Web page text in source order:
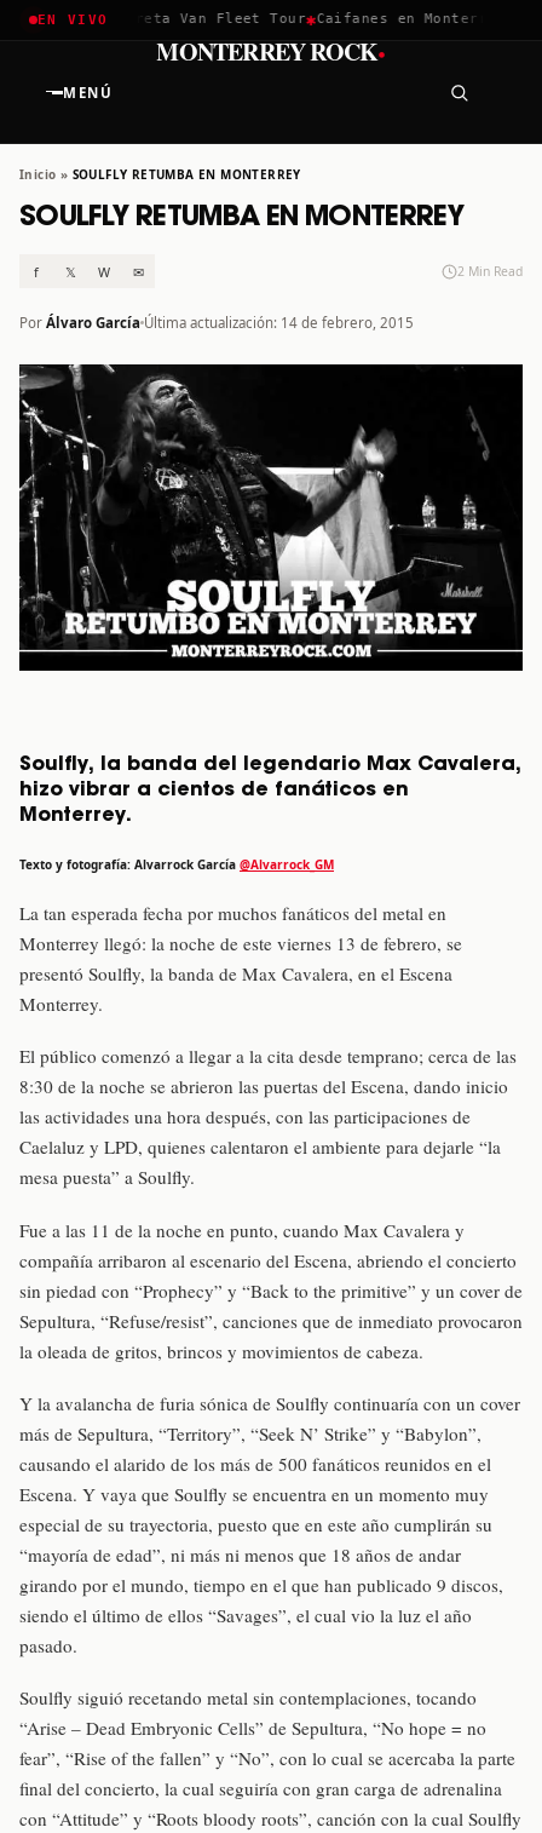
EN VIVO
2026✱Greta Van Fleet Tour✱Caifanes en Monterrey · 12
MENÚ
MONTERREY ROCK·
Inicio » SOULFLY RETUMBA EN MONTERREY
SOULFLY RETUMBA EN MONTERREY
f 𝕏 W ✉ 2 Min Read
Por Álvaro García Última actualización: 14 de febrero, 2015
Soulfly, la banda del legendario Max Cavalera,
hizo vibrar a cientos de fanáticos en
Monterrey.
Texto y fotografía: Alvarrock García @Alvarrock_GM
La tan esperada fecha por muchos fanáticos del metal en
Monterrey llegó: la noche de este viernes 13 de febrero, se
presentó Soulfly, la banda de Max Cavalera, en el Escena
Monterrey.
El público comenzó a llegar a la cita desde temprano; cerca de las
8:30 de la noche se abrieron las puertas del Escena, dando inicio
las actividades una hora después, con las participaciones de
Caelaluz y LPD, quienes calentaron el ambiente para dejarle “la
mesa puesta” a Soulfly.
Fue a las 11 de la noche en punto, cuando Max Cavalera y
compañía arribaron al escenario del Escena, abriendo el concierto
sin piedad con “Prophecy” y “Back to the primitive” y un cover de
Sepultura, “Refuse/resist”, canciones que de inmediato provocaron
la oleada de gritos, brincos y movimientos de cabeza.
Y la avalancha de furia sónica de Soulfly continuaría con un cover
más de Sepultura, “Territory”, “Seek N’ Strike” y “Babylon”,
causando el alarido de los más de 500 fanáticos reunidos en el
Escena. Y vaya que Soulfly se encuentra en un momento muy
especial de su trayectoria, puesto que en este año cumplirán su
“mayoría de edad”, ni más ni menos que 18 años de andar
girando por el mundo, tiempo en el que han publicado 9 discos,
siendo el último de ellos “Savages”, el cual vio la luz el año
pasado.
Soulfly siguió recetando metal sin contemplaciones, tocando
“Arise – Dead Embryonic Cells” de Sepultura, “No hope = no
fear”, “Rise of the fallen” y “No”, con lo cual se acercaba la parte
final del concierto, la cual seguiría con gran carga de adrenalina
con “Attitude” y “Roots bloody roots”, canción con la cual Soulfly